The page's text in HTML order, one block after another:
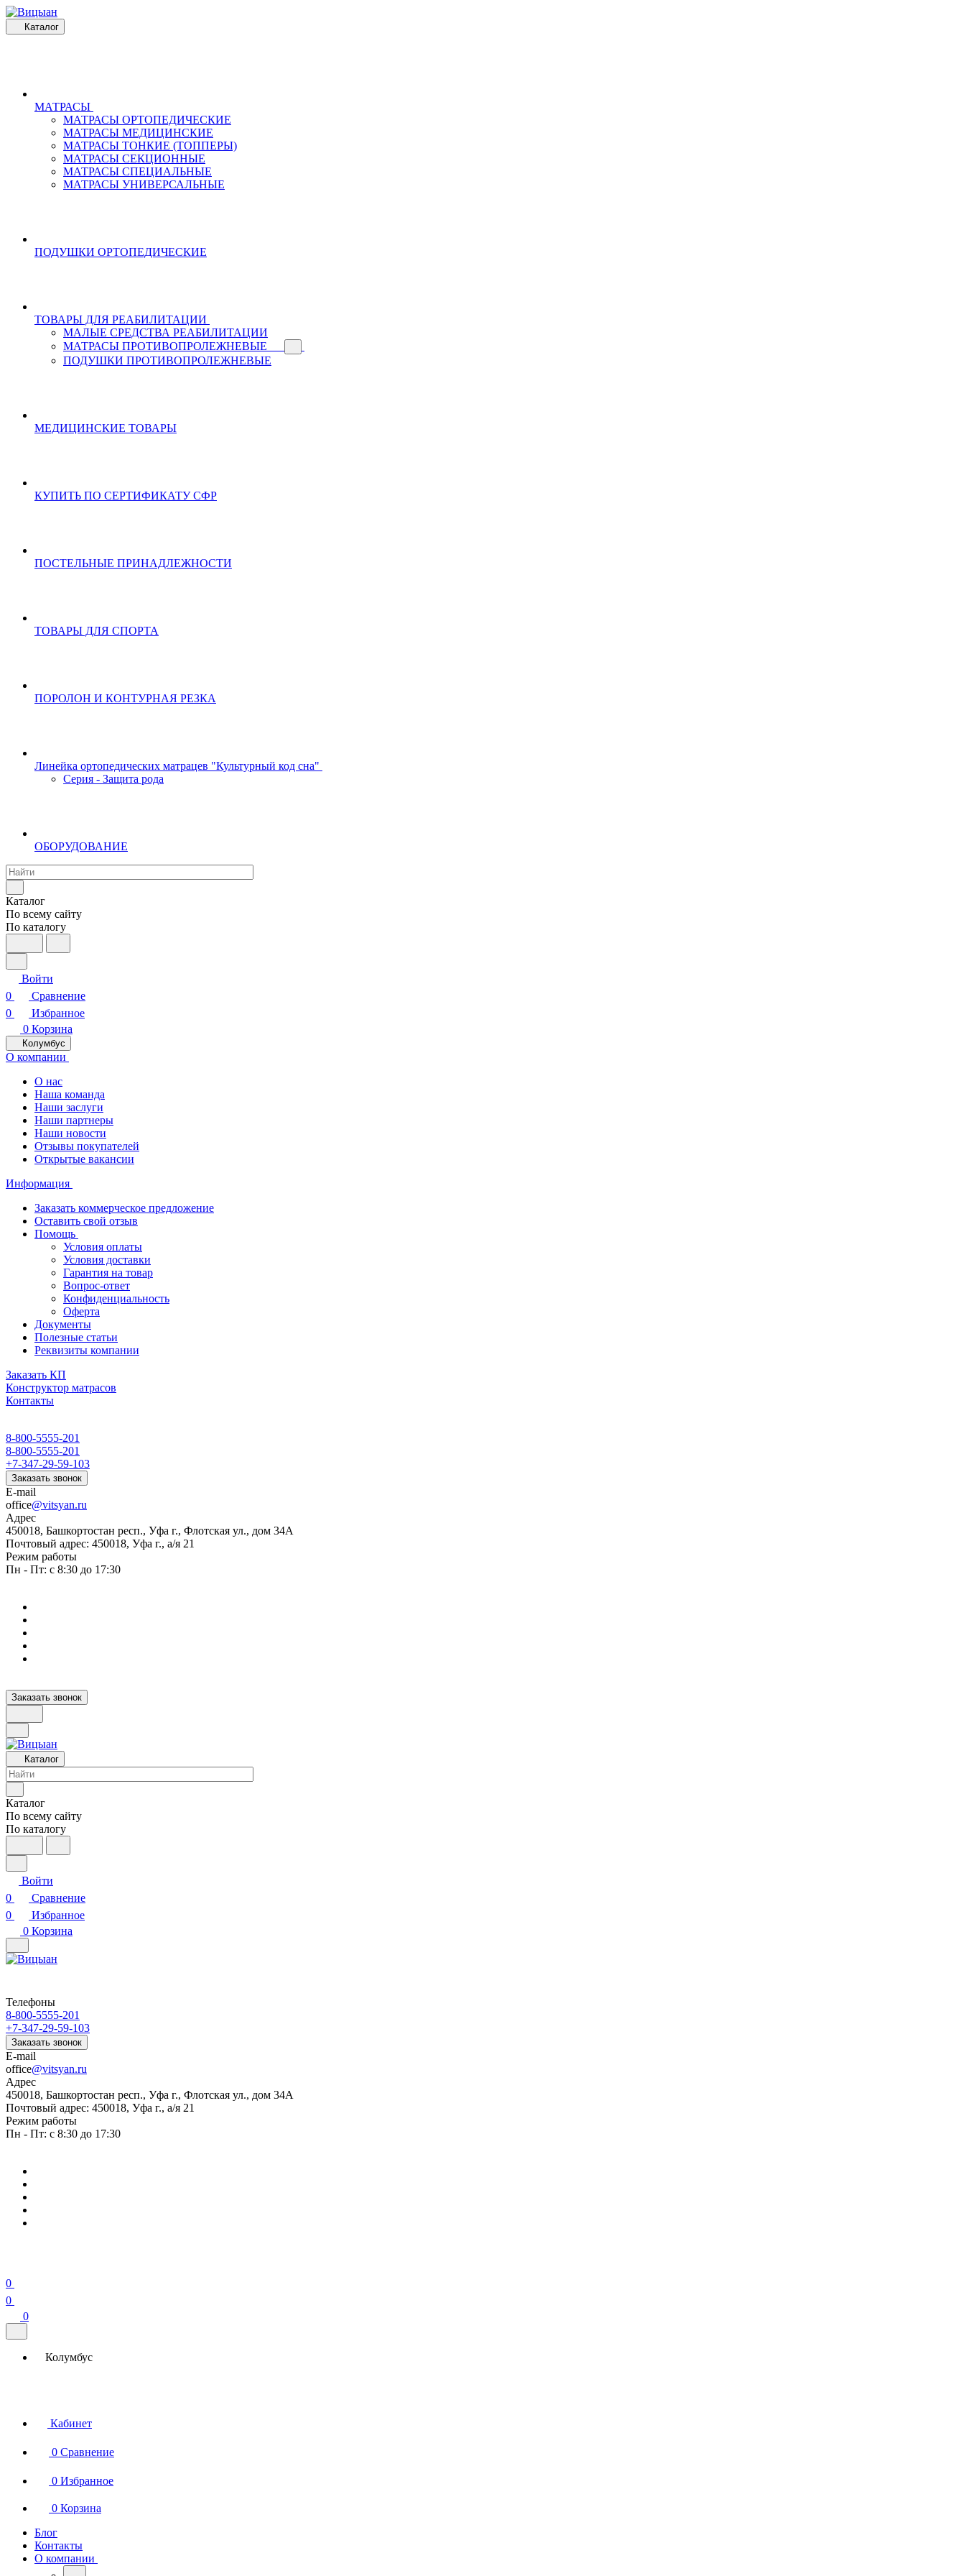
Каталог
МАТРАСЫ
МАТРАСЫ ОРТОПЕДИЧЕСКИЕ
МАТРАСЫ МЕДИЦИНСКИЕ
МАТРАСЫ ТОНКИЕ (ТОППЕРЫ)
МАТРАСЫ СЕКЦИОННЫЕ
МАТРАСЫ СПЕЦИАЛЬНЫЕ
МАТРАСЫ УНИВЕРСАЛЬНЫЕ
ПОДУШКИ ОРТОПЕДИЧЕСКИЕ
ТОВАРЫ ДЛЯ РЕАБИЛИТАЦИИ
МАЛЫЕ СРЕДСТВА РЕАБИЛИТАЦИИ
МАТРАСЫ ПРОТИВОПРОЛЕЖНЕВЫЕ
ПОДУШКИ ПРОТИВОПРОЛЕЖНЕВЫЕ
МЕДИЦИНСКИЕ ТОВАРЫ
КУПИТЬ ПО СЕРТИФИКАТУ СФР
ПОСТЕЛЬНЫЕ ПРИНАДЛЕЖНОСТИ
ТОВАРЫ ДЛЯ СПОРТА
ПОРОЛОН И КОНТУРНАЯ РЕЗКА
Линейка ортопедических матрацев "Культурный код сна"
Серия - Защита рода
ОБОРУДОВАНИЕ
Каталог
По всему сайту
По каталогу
Войти
0
Сравнение
0
Избранное
0 Корзина
Колумбус
О компании
О нас
Наша команда
Наши заслуги
Наши партнеры
Наши новости
Отзывы покупателей
Открытые вакансии
Информация
Заказать коммерческое предложение
Оставить свой отзыв
Помощь
Условия оплаты
Условия доставки
Гарантия на товар
Вопрос-ответ
Конфиденциальность
Оферта
Документы
Полезные статьи
Реквизиты компании
Заказать КП
Конструктор матрасов
Контакты
8-800-5555-201
8-800-5555-201
+7-347-29-59-103
Заказать звонок
E-mail
office@vitsyan.ru
Адрес
450018, Башкортостан респ., Уфа г., Флотская ул., дом 34А
Почтовый адрес: 450018, Уфа г., а/я 21
Режим работы
Пн - Пт: с 8:30 до 17:30
Заказать звонок
Каталог
Каталог
По всему сайту
По каталогу
Войти
0
Сравнение
0
Избранное
0 Корзина
Телефоны
8-800-5555-201
+7-347-29-59-103
Заказать звонок
E-mail
office@vitsyan.ru
Адрес
450018, Башкортостан респ., Уфа г., Флотская ул., дом 34А
Почтовый адрес: 450018, Уфа г., а/я 21
Режим работы
Пн - Пт: с 8:30 до 17:30
0
0
0
Колумбус
Кабинет
0 Сравнение
0 Избранное
0 Корзина
Блог
Контакты
О компании